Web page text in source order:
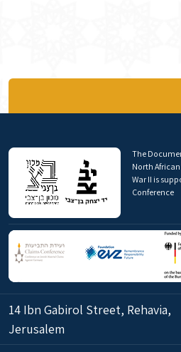
The
North
War II is
Conference
14 Ibn Gabirol Street, Rehavia,
Jerusalem